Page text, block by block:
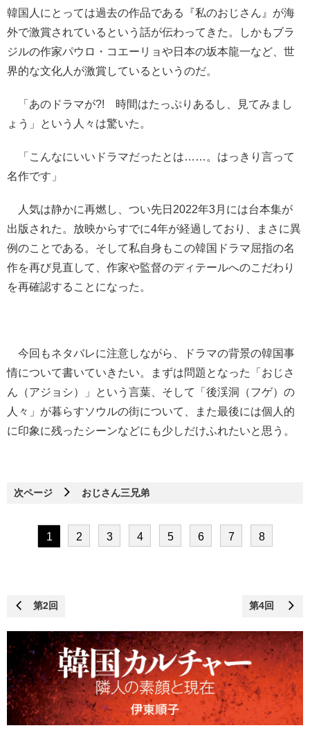
韓国人にとっては過去の作品である『私のおじさん』が海
外で激賞されているという話が伝わってきた。しかもブラ
ジルの作家パウロ・コエーリョや日本の坂本龍一など、世
界的な文化人が激賞しているというのだ。
「あのドラマが?! 時間はたっぷりあるし、見てみまし
ょう」という人々は驚いた。
「こんなにいいドラマだったとは……。はっきり言って
名作です」
人気は静かに再燃し、つい先日2022年3月には台本集が
出版された。放映からすでに4年が経過しており、まさに異
例のことである。そして私自身もこの韓国ドラマ屈指の名
作を再び見直して、作家や監督のディテールへのこだわり
を再確認することになった。
今回もネタバレに注意しながら、ドラマの背景の韓国事
情について書いていきたい。まずは問題となった「おじさ
ん（アジョシ）」という言葉、そして「後渓洞（フゲ）の
人々」が暮らすソウルの街について、また最後には個人的
に印象に残ったシーンなどにも少しだけふれたいと思う。
次ページ おじさん三兄弟
1 2 3 4 5 6 7 8
第2回 第4回